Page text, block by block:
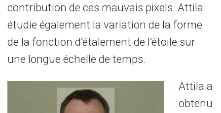
contribution de ces mauvais pixels. Attila
étudie également la variation de la forme
de la fonction d’étalement de l’étoile sur
une longue échelle de temps.
Attila a
obtenu